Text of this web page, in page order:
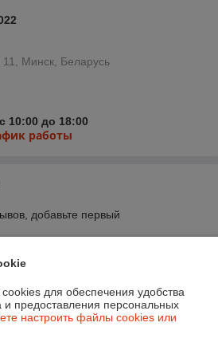
Минск, Беларусь
10:00 до 18:00
работы
добавьте первый
для обеспечения удобства
и предоставления персональных
настроить файлы cookies или